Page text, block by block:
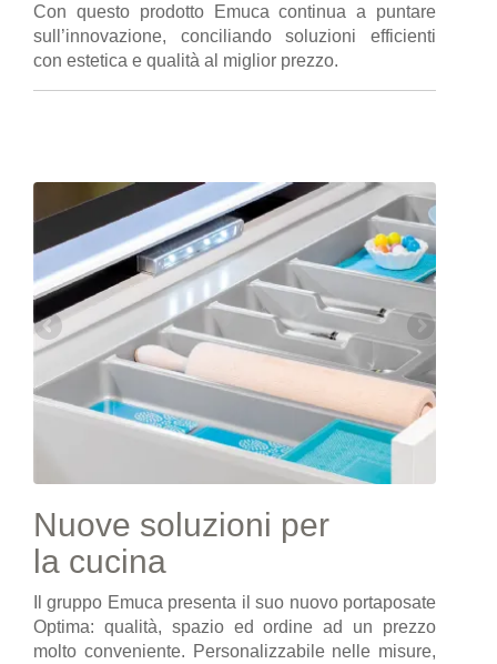
Con questo prodotto Emuca continua a puntare
sull’innovazione, conciliando soluzioni efficienti
con estetica e qualità al miglior prezzo.
Nuove soluzioni per
la cucina
Il gruppo Emuca presenta il suo nuovo portaposate
Optima: qualità, spazio ed ordine ad un prezzo
molto conveniente. Personalizzabile nelle misure,